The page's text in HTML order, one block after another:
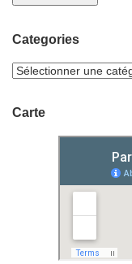
Categories
Carte